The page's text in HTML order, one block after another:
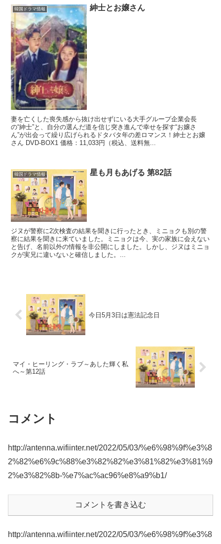
韓国ドラマ情報 紳士とお嬢さん
妻を亡くした喪失感から抜け出せずにいる大手グループ企業会長
の“紳士”と、自分の選んだ道を信じ突き進んで幸せを探す“お嬢さ
ん”が出会って繰り広げられるドタバタ年の差ロマンス！紳士とお嬢
さん DVD-BOX1 価格：11,033円（税込、送料無...
韓国ドラマ情報 星も月もあげる 第82話
ジヌが警察に2次検査の結果を聞きに行ったとき、ミニョクも別の警
察に結果を聞きに来ていました。ミニョクは今、実の家族に会えない
と告げ、名前以外の情報を非公開にしました。しかし、ジヌはミニョ
クが実兄に違いないと確信しました。...
今日5月3日は憲法記念日
マイ・ヒーリング・ラブ～あした輝く私
へ～第12話
コメント
http://antenna.wifiinter.net/2022/05/03/%e6%98%9f%e3%8
2%82%e6%9c%88%e3%82%82%e3%81%82%e3%81%9
2%e3%82%8b-%e7%ac%ac96%e8%a9%b1/
コメントを書き込む
http://antenna.wifiinter.net/2022/05/03/%e6%98%9f%e3%8